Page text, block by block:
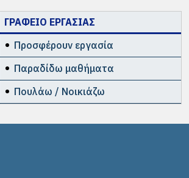
ΓΡΑΦΕΙΟ ΕΡΓΑΣΙΑΣ
Προσφέρουν εργασία
Παραδίδω μαθήματα
Πουλάω / Νοικιάζω